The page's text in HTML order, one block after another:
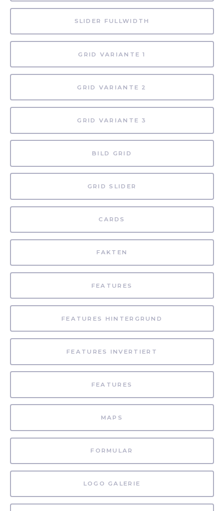
SLIDER FULLWIDTH
GRID VARIANTE 1
GRID VARIANTE 2
GRID VARIANTE 3
BILD GRID
GRID SLIDER
CARDS
FAKTEN
FEATURES
FEATURES HINTERGRUND
FEATURES INVERTIERT
FEATURES
MAPS
FORMULAR
LOGO GALERIE